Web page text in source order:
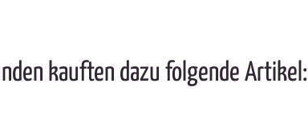
kauften dazu folgende Artikel: